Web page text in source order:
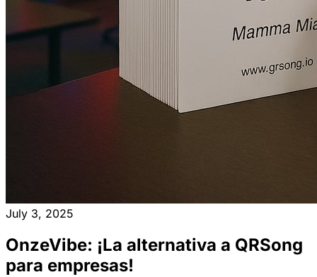
July 3, 2025
OnzeVibe: ¡La alternativa a QRSong
para empresas!